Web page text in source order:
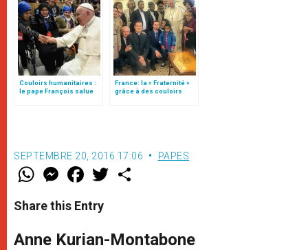
Couloirs humanitaires :
le pape François salue
France: la « Fraternité »
grâce à des couloirs
SEPTEMBRE 20, 2016 17:06 PAPES
W
t
s
p
p
M
e
s
e
g
e
F
a
e
b
o
k
w
r
Share this Entry
Anne Kurian-Montabone